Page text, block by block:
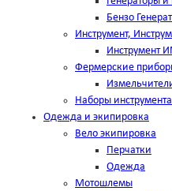
Бензо
Инструмент,
Инструмент
Фермерские
Наборы инструмента
Одежда и экипировка
Вело экипировка
Перчатки
Одежда
Мотошлемы